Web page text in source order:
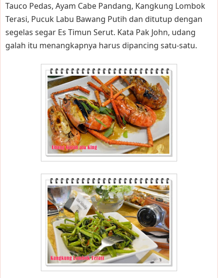
Tauco Pedas, Ayam Cabe Pandang, Kangkung Lombok
Terasi, Pucuk Labu Bawang Putih dan ditutup dengan
segelas segar Es Timun Serut. Kata Pak John, udang
galah itu menangkapnya harus dipancing satu-satu.